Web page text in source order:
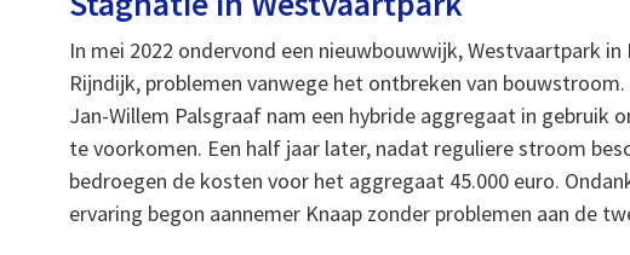
In mei 2022 ondervond een nieuwbouwwijk, Westvaartpark in
Rijndijk, problemen vanwege het ontbreken van
Jan-Willem Palsgraaf nam een hybride aggregaat in gebruik
te voorkomen. Een half jaar later, nadat reguliere stroom
bedroegen de kosten voor het aggregaat 45.000 euro.
ervaring begon aannemer Knaap zonder problemen aan de